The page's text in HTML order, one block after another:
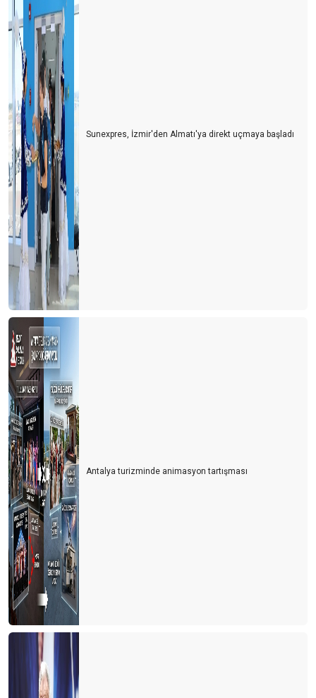
Sunexpres, İzmir'den Almatı'ya direkt uçmaya başladı
Antalya turizminde animasyon tartışması